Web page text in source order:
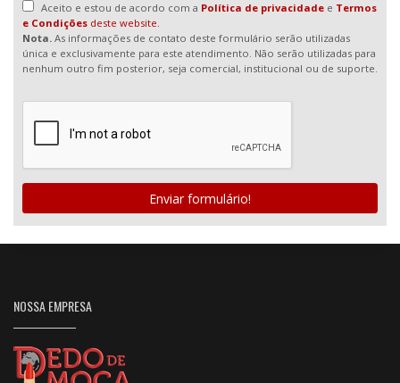
Aceito e estou de acordo com a Política de privacidadee Termos
e Condições deste website.
Nota. As informações de contato deste formulário serão utilizadas
única e exclusivamente para este atendimento. Não serão utilizadas para
nenhum outro fim posterior, seja comercial, institucional ou de suporte.
Enviar formulário!
NOSSA EMPRESA